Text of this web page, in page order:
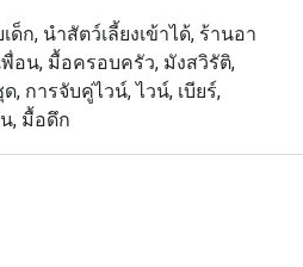
ก, นำสัตว์เลี้ยงเข้าได้, ร้านอา
อน, มื้อครอบครัว, มังสวิรัติ,
, การจับคู่ไวน์, ไวน์, เบียร์,
, มื้อดึก